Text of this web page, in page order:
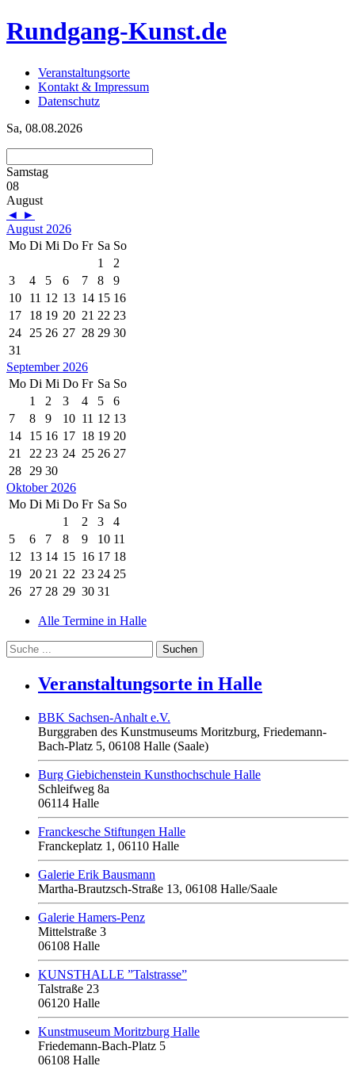
Rundgang-Kunst.de
Veranstaltungsorte
Kontakt & Impressum
Datenschutz
Sa, 08.08.2026
Samstag
08
August
◄ ►
August 2026
Mo Di Mi Do Fr Sa So
1
2
3
4 5 6 7 8
9
10
11 12 13 14 15 16
17
18 19 20 21 22 23
24 25 26 27 28 29 30
31
September 2026
Mo Di Mi Do Fr Sa So
1
2 3 4 5
6
7
8 9 10 11 12 13
14
15 16 17 18 19 20
21
22 23 24 25 26 27
28 29 30
Oktober 2026
Mo Di Mi Do Fr Sa So
1
2 3
4
5
6 7 8 9 10 11
12
13 14 15 16 17 18
19 20 21 22 23 24 25
26 27 28 29 30 31
Alle Termine in Halle
Veranstaltungsorte in Halle
BBK Sachsen-Anhalt e.V.
Burggraben des Kunstmuseums Moritzburg, Friedemann-
Bach-Platz 5, 06108 Halle (Saale)
Burg Giebichenstein Kunsthochschule Halle
Schleifweg 8a
06114 Halle
Franckesche Stiftungen Halle
Franckeplatz 1, 06110 Halle
Galerie Erik Bausmann
Martha-Brautzsch-Straße 13, 06108 Halle/Saale
Galerie Hamers-Penz
Mittelstraße 3
06108 Halle
KUNSTHALLE ”Talstrasse”
Talstraße 23
06120 Halle
Kunstmuseum Moritzburg Halle
Friedemann-Bach-Platz 5
06108 Halle